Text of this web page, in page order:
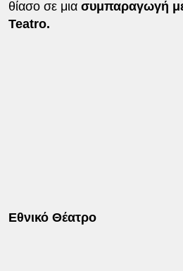
θίασο σε μια συμπαραγωγή
Teatro.
Εθνικό Θέατρο